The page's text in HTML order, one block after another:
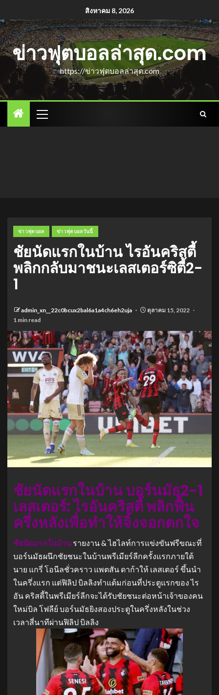
สิงหาคม 8, 2026
ข่าวฟุตบอลล่าสุด.com
https://ข่าวฟุตบอลล่าสุด.com
ข่าวฟุตบอล ข่าวฟุตบอลวันนี้
ชัยนัดแรกในบ้าน ไรอันคริสตี้
พลิกกลับมาชนะเลสเตอร์ซิตี้2-
1
admin_xn__22c0bcux2bal6a1a4ch6eh2uja
ตุลาคม 15, 2022
1 min read
ชัยนัดแรกในบ้าน บอร์นมัธ2-1
เลสเตอร์: ไรอันคริสตี้ พลิกฟื้น
ครึ่งหลังเพื่อทำให้จิ้งจอกตกใจ
ชัยนัดแรกในบ้าน รายงาน & ไฮไลท์การแข่งขันฟรีขณะที่
บอร์นมัธผนึกชัยชนะในบ้านพรีเมียร์ลีกครั้งแรกภายใต้
นาย แกรี่ โอนีลชั่วคราว แพตสัน ดาก้าให้ เลสเตอร์ ขึ้นนำ
ในครึ่งแรก แต่ฟิลิป บิลลิงทำแต้มก่อนที่ประตูแรกของ ไร
อัน คริสตี้ในพรีเมียร์ลีกจะได้รับชัยชนะต่อหน้าเจ้าของคน
ใหม่บิล โฟลีย์ บอร์นมัธยิงสองประตูในครึ่งหลังในช่วง
เวลาสี่นาทีผ่านฟิลิป บิลลิง